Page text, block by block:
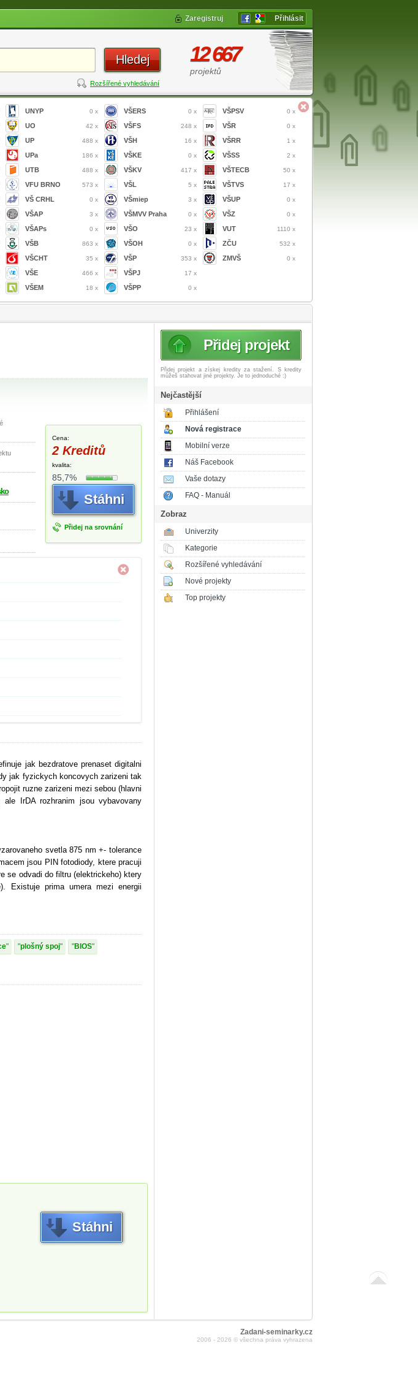
Zaregistruj Přihlásit
Hledej
Rozšířené vyhledávání
12 667
projektů
UNYP 0 x
UO 42 x
UP 488 x
UPa 186 x
UTB 488 x
VFU BRNO 573 x
VŠ CRHL 0 x
VŠAP 3 x
VŠAPs 0 x
VŠB 863 x
VŠCHT 35 x
VŠE 466 x
VŠEM 18 x
VŠERS 0 x
VŠFS 248 x
VŠH 16 x
VŠKE 0 x
VŠKV 417 x
VŠL 5 x
VŠmiep 3 x
VŠMVV Praha 0 x
VŠO 23 x
VŠOH 0 x
VŠP 353 x
VŠPJ 17 x
VŠPP 0 x
VŠPSV 0 x
VŠR 0 x
VŠRR 1 x
VŠSS 2 x
VŠTECB 50 x
VŠTVS 17 x
VŠUP 0 x
VŠZ 0 x
VUT 1110 x
ZČU 532 x
ZMVŠ 0 x
Cena:
2 Kreditů
kvalita:
85,7%
Stáhni
Přidej na srovnání
jak bezdratove prenaset digitalni
jak fyzickych koncovych zarizeni tak
ruzne zarizeni mezi sebou (hlavni
IrDA rozhranim jsou vybavovany
svetla 875 nm +- tolerance
jsou PIN fotodiody, ktere pracuji
se odvadi do filtru (elektrickeho) ktery
Existuje prima umera mezi energii
plošný spoj BIOS
Stáhni
Přidej projekt
Přidej projekt a získej
kredity za stažení. S kredity
můžeš stahovat jiné projekty. Je to jednoduché :)
Nejčastější
Přihlášení
Nová registrace
Mobilní verze
Náš Facebook
Vaše dotazy
FAQ - Manuál
Zobraz
Univerzity
Kategorie
Rozšířené vyhledávání
Nové projekty
Top projekty
Zadani-seminarky.cz
2006 - 2026 © všechna práva vyhrazena